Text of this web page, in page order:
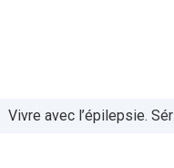
Vivre avec l’épilepsie.